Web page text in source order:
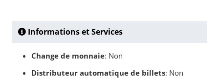
Informations et Services
Change de monnaie: Non
Distributeur automatique de billets: Non